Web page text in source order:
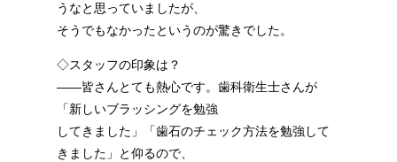
うなと思っていましたが、
そうでもなかったというのが驚きでした。
◇スタッフの印象は？
――皆さんとても熱心です。歯科衛生士さんが
「新しいブラッシングを勉強
してきました」「歯石のチェック方法を勉強して
きました」と仰るので、